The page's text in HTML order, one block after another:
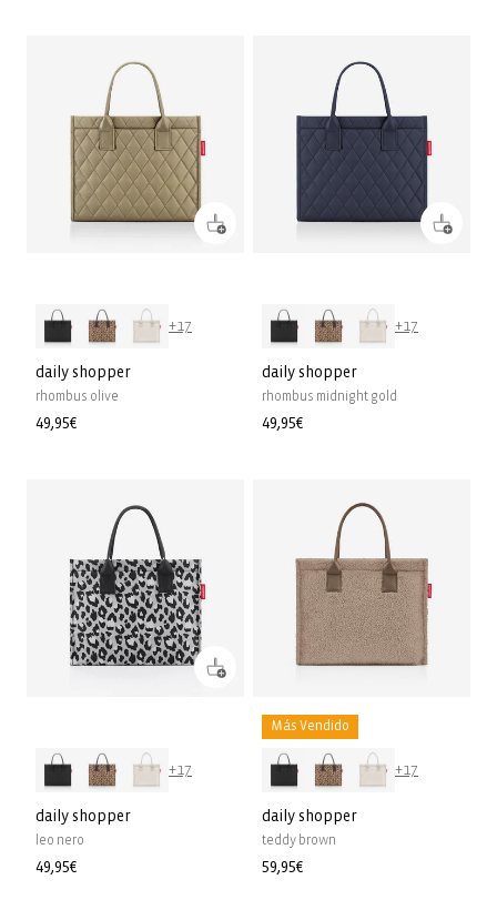
+17
daily shopper
rhombus olive
Precio
49,95€
+17
daily shopper
rhombus midnight gold
Precio
49,95€
+17
daily shopper
leo nero
Precio
49,95€
Más Vendido
+17
daily shopper
teddy brown
Precio
59,95€